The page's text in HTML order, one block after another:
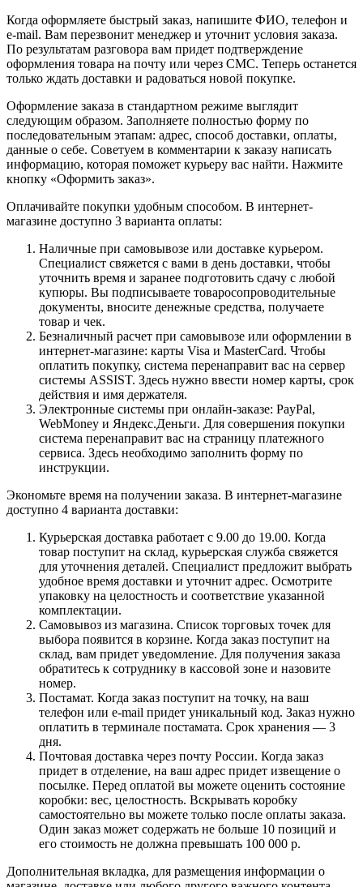
Когда оформляете быстрый заказ, напишите ФИО, телефон и
e-mail. Вам перезвонит менеджер и уточнит условия заказа.
По результатам разговора вам придет подтверждение
оформления товара на почту или через СМС. Теперь останется
только ждать доставки и радоваться новой покупке.
Оформление заказа в стандартном режиме выглядит
следующим образом. Заполняете полностью форму по
последовательным этапам: адрес, способ доставки, оплаты,
данные о себе. Советуем в комментарии к заказу написать
информацию, которая поможет курьеру вас найти. Нажмите
кнопку «Оформить заказ».
Оплачивайте покупки удобным способом. В интернет-
магазине доступно 3 варианта оплаты:
Наличные при самовывозе или доставке курьером.
Специалист свяжется с вами в день доставки, чтобы
уточнить время и заранее подготовить сдачу с любой
купюры. Вы подписываете товаросопроводительные
документы, вносите денежные средства, получаете
товар и чек.
Безналичный расчет при самовывозе или оформлении в
интернет-магазине: карты Visa и MasterCard. Чтобы
оплатить покупку, система перенаправит вас на сервер
системы ASSIST. Здесь нужно ввести номер карты, срок
действия и имя держателя.
Электронные системы при онлайн-заказе: PayPal,
WebMoney и Яндекс.Деньги. Для совершения покупки
система перенаправит вас на страницу платежного
сервиса. Здесь необходимо заполнить форму по
инструкции.
Экономьте время на получении заказа. В интернет-магазине
доступно 4 варианта доставки:
Курьерская доставка работает с 9.00 до 19.00. Когда
товар поступит на склад, курьерская служба свяжется
для уточнения деталей. Специалист предложит выбрать
удобное время доставки и уточнит адрес. Осмотрите
упаковку на целостность и соответствие указанной
комплектации.
Самовывоз из магазина. Список торговых точек для
выбора появится в корзине. Когда заказ поступит на
склад, вам придет уведомление. Для получения заказа
обратитесь к сотруднику в кассовой зоне и назовите
номер.
Постамат. Когда заказ поступит на точку, на ваш
телефон или e-mail придет уникальный код. Заказ нужно
оплатить в терминале постамата. Срок хранения — 3
дня.
Почтовая доставка через почту России. Когда заказ
придет в отделение, на ваш адрес придет извещение о
посылке. Перед оплатой вы можете оценить состояние
коробки: вес, целостность. Вскрывать коробку
самостоятельно вы можете только после оплаты заказа.
Один заказ может содержать не больше 10 позиций и
его стоимость не должна превышать 100 000 р.
Дополнительная вкладка, для размещения информации о